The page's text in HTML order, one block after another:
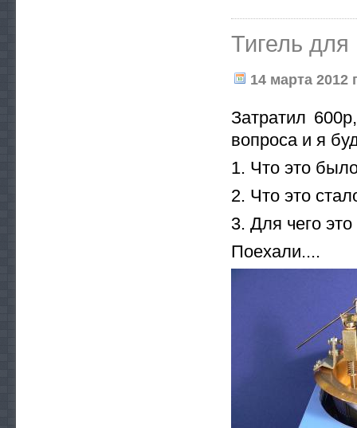
Тигель
14 марта 2012
Затратил
вопроса и я
1. Что это
2. Что это
3. Для чего
Поехали....